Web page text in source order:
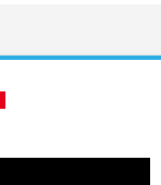
お知らせ